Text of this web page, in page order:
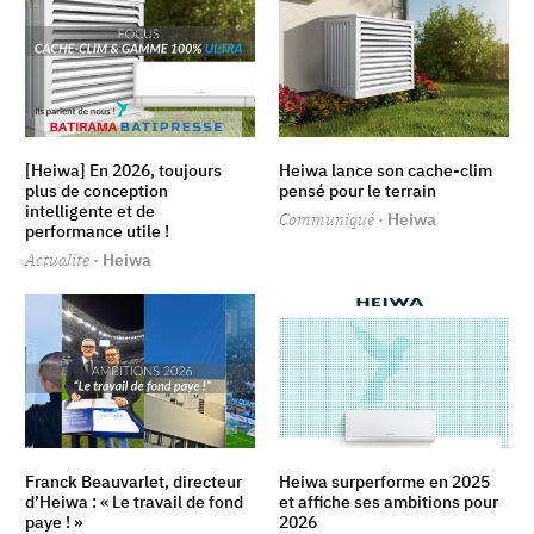
[Heiwa] En 2026, toujours
plus de conception
intelligente et de
performance utile !
Actualité · Heiwa
Heiwa lance son cache-clim
pensé pour le terrain
Communiqué · Heiwa
Franck Beauvarlet, directeur
d’Heiwa : « Le travail de fond
paye ! »
Heiwa surperforme en 2025
et affiche ses ambitions pour
2026